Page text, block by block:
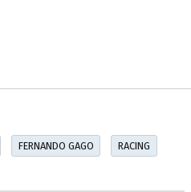
FERNANDO GAGO RACING